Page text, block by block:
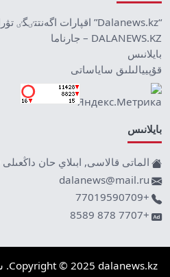
“Dalanews.kz” اقپارات اگەنتتٸگٸ تۋرالى
DALANEWS.KZ – جارناما
بايلانىس
قۇپييالىلىق ساياساتى
بايلانىس
الماتى قالاسى, ابىلاي حان داڭعىلى 79, 125 وفيس.
dalanews@mail.ru
+77019590709
+7707 878 8589
Copyright © 2025 dalanews.kz. سايتتى جاساعان